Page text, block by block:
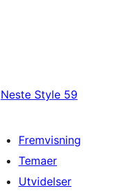
Neste Style 59
Fremvisning
Temaer
Utvidelser